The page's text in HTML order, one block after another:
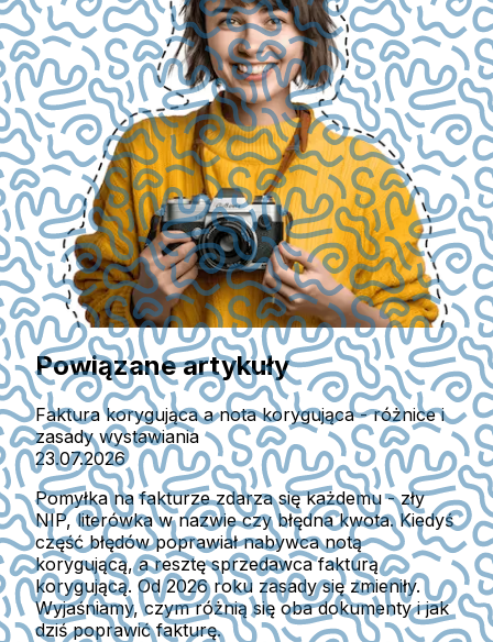
Powiązane artykuły
Faktura korygująca a nota korygująca - różnice i
zasady wystawiania
23.07.2026
Pomyłka na fakturze zdarza się każdemu - zły
NIP, literówka w nazwie czy błędna kwota. Kiedyś
część błędów poprawiał nabywca notą
korygującą, a resztę sprzedawca fakturą
korygującą. Od 2026 roku zasady się zmieniły.
Wyjaśniamy, czym różnią się oba dokumenty i jak
dziś poprawić fakturę.